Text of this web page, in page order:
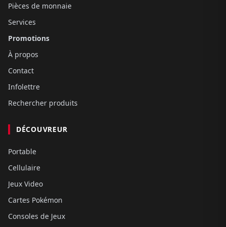
Pièces de monnaie
Services
Promotions
À propos
Contact
Infolettre
Rechercher produits
DÉCOUVREUR
Portable
Cellulaire
Jeux Video
Cartes Pokémon
Consoles de Jeux